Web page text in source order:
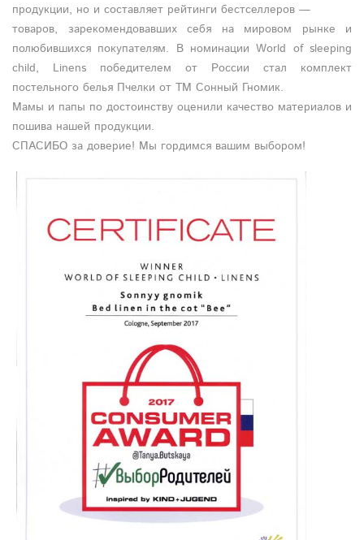
продукции, но и составляет рейтинги бестселлеров —
товаров, зарекомендовавших себя на мировом рынке и
полюбившихся покупателям. В номинации World of sleeping
child, Linens победителем от России стал комплект
постельного белья Пчелки от ТМ Сонный Гномик.
Мамы и папы по достоинству оценили качество материалов и
пошива нашей продукции.
СПАСИБО за доверие! Мы гордимся вашим выбором!